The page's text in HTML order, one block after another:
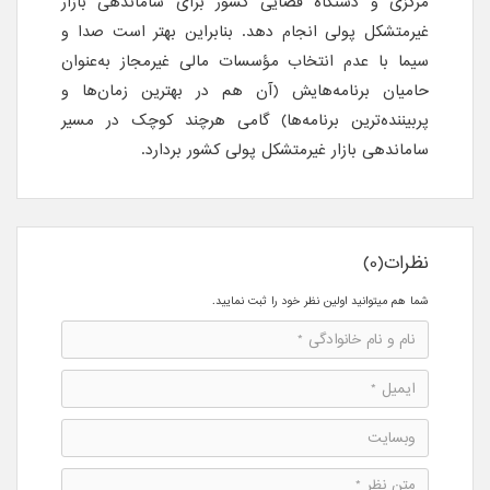
غیرمتشکل پولی انجام دهد. بنابراین بهتر است صدا و
سیما با عدم انتخاب مؤسسات مالی غیرمجاز به‌عنوان
حامیان برنامه‌هایش (آن هم در بهترین زمان‌ها و
پربیننده‌ترین برنامه‌ها) گامی هرچند کوچک در مسیر
ساماندهی بازار غیرمتشکل پولی کشور بردارد.
نظرات(0)
شما هم میتوانید اولین نظر خود را ثبت نمایید.